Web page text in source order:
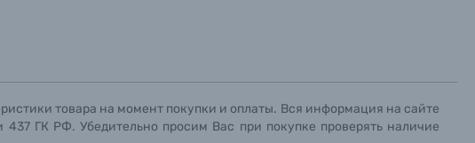
товара на момент покупки и оплаты. Вся информация на сайте
ГК РФ. Убедительно просим Вас при покупке проверять наличие